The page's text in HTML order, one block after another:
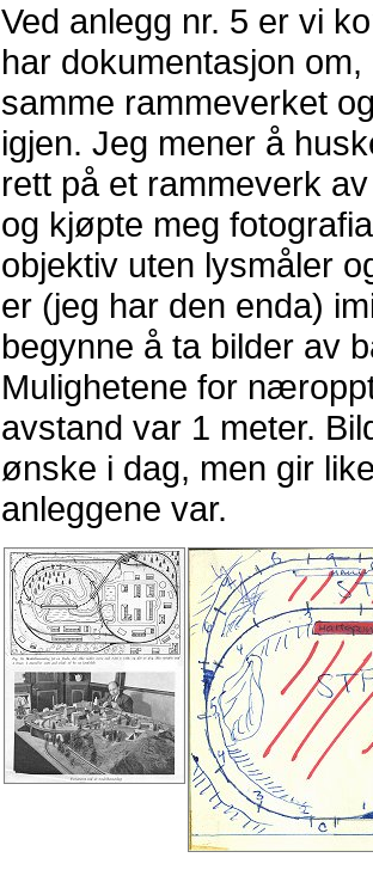
Ved anlegg nr. 5 er vi
har dokumentasjon
samme rammeverket
igjen. Jeg mener å
rett på et rammeverk
og kjøpte meg
objektiv uten lysmåler
er (jeg har den enda)
begynne å ta bilder av
Mulighetene for
avstand var 1 meter.
ønske i dag, men gir
anleggene var.